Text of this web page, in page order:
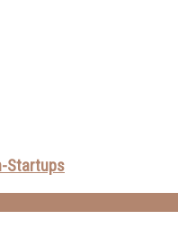
Startups